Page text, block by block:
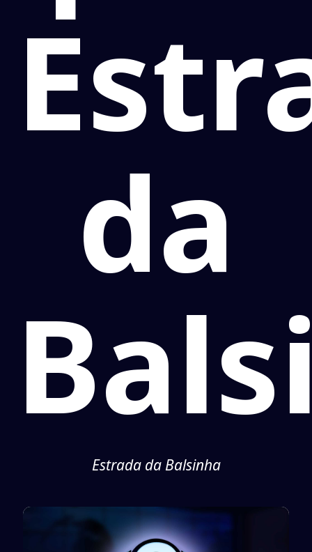
da
Estrada da Balsinha